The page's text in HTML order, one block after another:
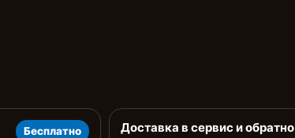
Бесплатно Доставка в сервис и обратно